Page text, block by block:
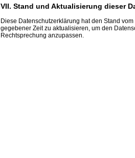
VII. Stand und Aktualisierung dieser
Diese Datenschutzerklärung hat den Stand
gegebener Zeit zu aktualisieren, um den
Rechtsprechung anzupassen.